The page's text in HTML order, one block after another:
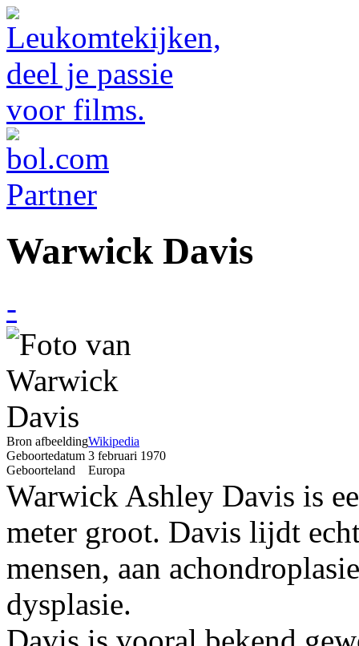
Warwick Davis
-
Bron afbeeldingWikipedia
Geboortedatum 3 februari 1970
Geboorteland
Europa
Warwick Ashley Davis is
meter groot. Davis lijdt
mensen, aan
dysplasie.